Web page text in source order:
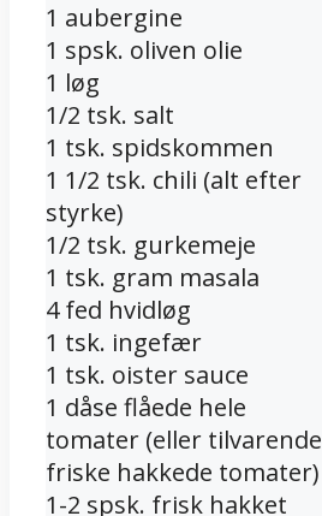
1 aubergine
1 spsk. oliven olie
1 løg
1/2 tsk. salt
1 tsk. spidskommen
1 1/2 tsk. chili (alt efter
styrke)
1/2 tsk. gurkemeje
1 tsk. gram masala
4 fed hvidløg
1 tsk. ingefær
1 tsk. oister sauce
1 dåse flåede hele
tomater (eller tilvarende
friske hakkede tomater)
1-2 spsk. frisk hakket